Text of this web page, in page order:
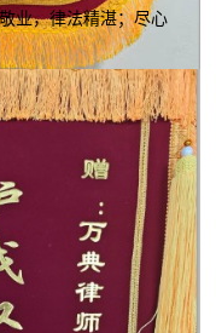
业，律法精湛；尽心